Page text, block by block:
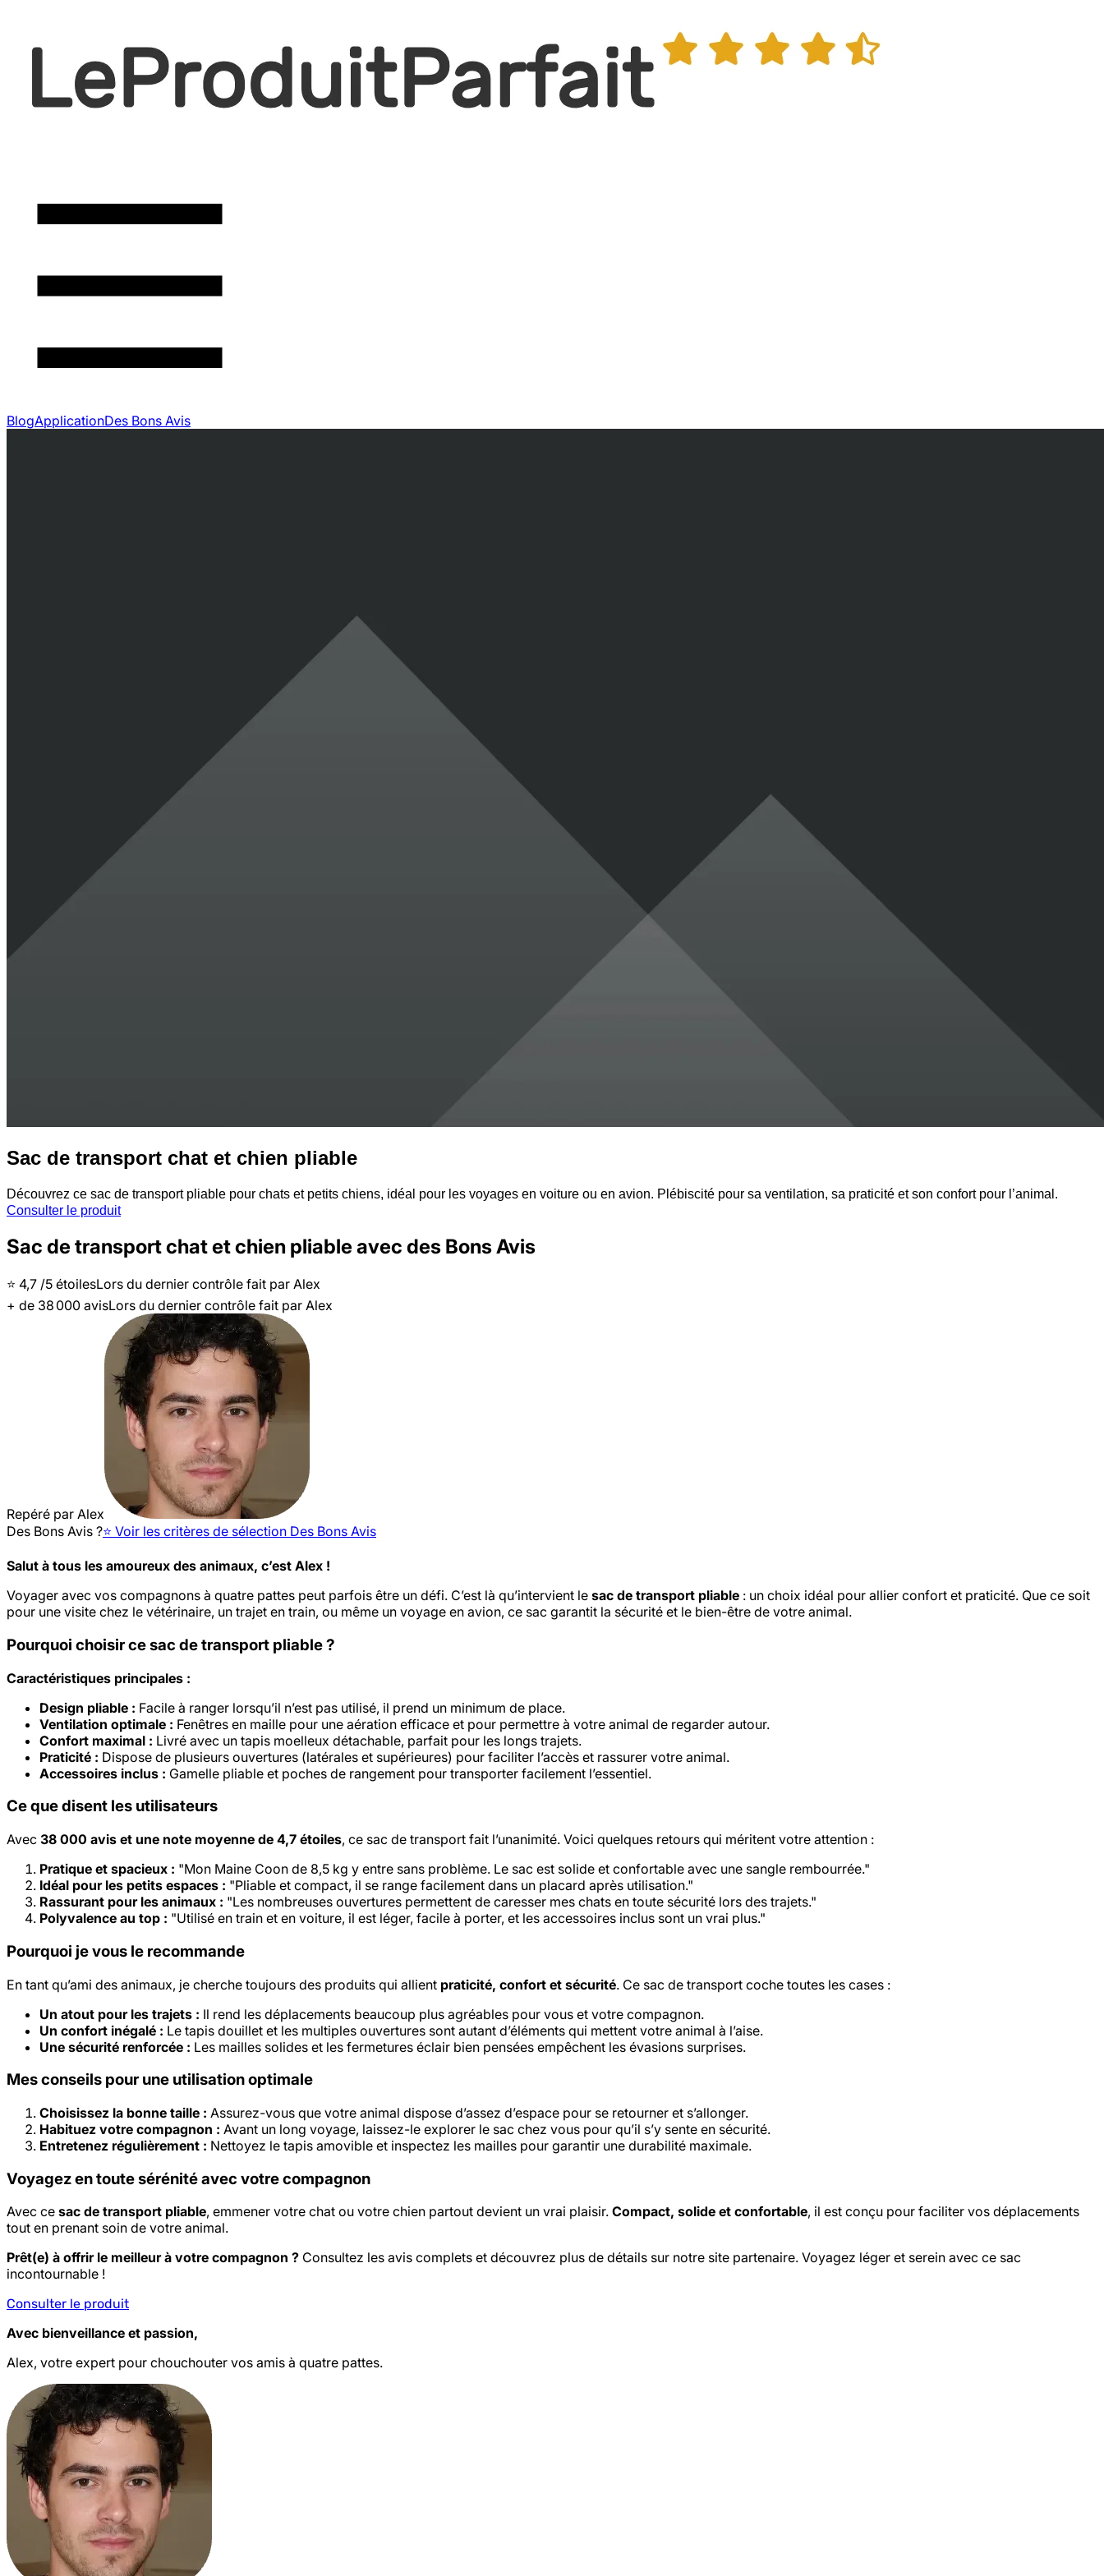
BlogApplicationDes Bons Avis
Sac de transport chat et chien pliable
Découvrez ce sac de transport pliable pour chats et petits chiens, idéal pour les voyages en voiture ou en avion. Plébiscité pour sa ventilation, sa praticité et son confort pour l’animal.
Consulter le produit
Sac de transport chat et chien pliable avec des Bons Avis
⭐️ 4,7 /5 étoilesLors du dernier contrôle fait par Alex
+ de 38 000 avisLors du dernier contrôle fait par Alex
Repéré par Alex
Des Bons Avis ?⭐️ Voir les critères de sélection Des Bons Avis
Salut à tous les amoureux des animaux, c’est Alex !
Voyager avec vos compagnons à quatre pattes peut parfois être un défi. C’est là qu’intervient le sac de transport pliable : un choix idéal pour allier confort et praticité. Que ce soit
pour une visite chez le vétérinaire, un trajet en train, ou même un voyage en avion, ce sac garantit la sécurité et le bien-être de votre animal.
Pourquoi choisir ce sac de transport pliable ?
Caractéristiques principales :
Design pliable : Facile à ranger lorsqu’il n’est pas utilisé, il prend un minimum de place.
Ventilation optimale : Fenêtres en maille pour une aération efficace et pour permettre à votre animal de regarder autour.
Confort maximal : Livré avec un tapis moelleux détachable, parfait pour les longs trajets.
Praticité : Dispose de plusieurs ouvertures (latérales et supérieures) pour faciliter l’accès et rassurer votre animal.
Accessoires inclus : Gamelle pliable et poches de rangement pour transporter facilement l’essentiel.
Ce que disent les utilisateurs
Avec 38 000 avis et une note moyenne de 4,7 étoiles, ce sac de transport fait l’unanimité. Voici quelques retours qui méritent votre attention :
Pratique et spacieux : "Mon Maine Coon de 8,5 kg y entre sans problème. Le sac est solide et confortable avec une sangle rembourrée."
Idéal pour les petits espaces : "Pliable et compact, il se range facilement dans un placard après utilisation."
Rassurant pour les animaux : "Les nombreuses ouvertures permettent de caresser mes chats en toute sécurité lors des trajets."
Polyvalence au top : "Utilisé en train et en voiture, il est léger, facile à porter, et les accessoires inclus sont un vrai plus."
Pourquoi je vous le recommande
En tant qu’ami des animaux, je cherche toujours des produits qui allient praticité, confort et sécurité. Ce sac de transport coche toutes les cases :
Un atout pour les trajets : Il rend les déplacements beaucoup plus agréables pour vous et votre compagnon.
Un confort inégalé : Le tapis douillet et les multiples ouvertures sont autant d’éléments qui mettent votre animal à l’aise.
Une sécurité renforcée : Les mailles solides et les fermetures éclair bien pensées empêchent les évasions surprises.
Mes conseils pour une utilisation optimale
Choisissez la bonne taille : Assurez-vous que votre animal dispose d’assez d’espace pour se retourner et s’allonger.
Habituez votre compagnon : Avant un long voyage, laissez-le explorer le sac chez vous pour qu’il s’y sente en sécurité.
Entretenez régulièrement : Nettoyez le tapis amovible et inspectez les mailles pour garantir une durabilité maximale.
Voyagez en toute sérénité avec votre compagnon
Avec ce sac de transport pliable, emmener votre chat ou votre chien partout devient un vrai plaisir. Compact, solide et confortable, il est conçu pour faciliter vos déplacements
tout en prenant soin de votre animal.
Prêt(e) à offrir le meilleur à votre compagnon ? Consultez les avis complets et découvrez plus de détails sur notre site partenaire. Voyagez léger et serein avec ce sac
incontournable !
Consulter le produit
Avec bienveillance et passion,
Alex, votre expert pour chouchouter vos amis à quatre pattes.